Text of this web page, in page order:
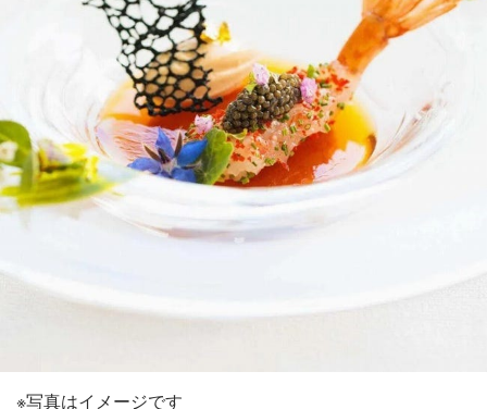
※写真はイメージです